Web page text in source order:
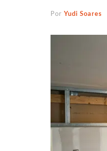
Por Yudi Soares